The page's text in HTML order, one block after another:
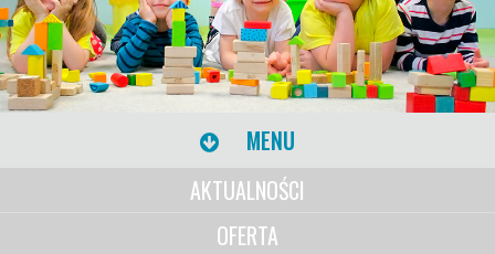
MENU
AKTUALNOŚCI
OFERTA